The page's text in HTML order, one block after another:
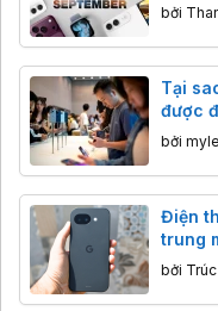
bởi
Tại
được
bởi
Điện
trung
bởi